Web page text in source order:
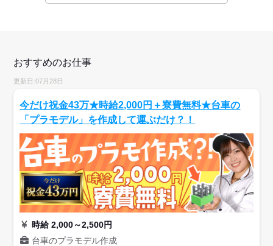
おすすめのお仕事
更新日:07月28日
今だけ祝金43万★時給2,000円＋寮費無料★台車の
「プラモデル」を作成して運ぶだけ？！
時給 2,000～2,500円
台車のプラモデル作成